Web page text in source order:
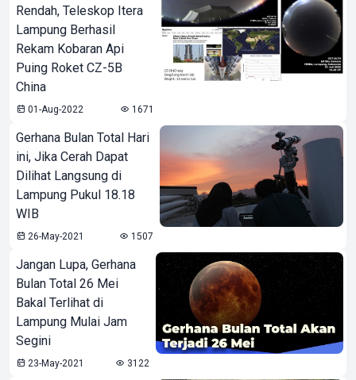
Rendah, Teleskop Itera
Lampung Berhasil
Rekam Kobaran Api
Puing Roket CZ-5B
China
01-Aug-2022 1671
Gerhana Bulan Total Hari
ini, Jika Cerah Dapat
Dilihat Langsung di
Lampung Pukul 18.18
WIB
26-May-2021 1507
Jangan Lupa, Gerhana
Bulan Total 26 Mei
Bakal Terlihat di
Lampung Mulai Jam
Segini
23-May-2021 3122